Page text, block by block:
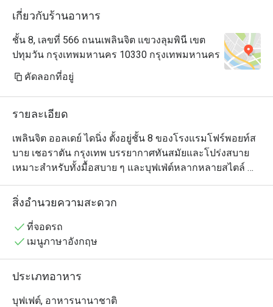
เกี่ยวกับร้านอาหาร
ชั้น 8, เลขที่ 566 ถนนเพลินจิต แขวงลุมพินี เขต
ปทุมวัน กรุงเทพมหานคร 10330 กรุงเทพมหานคร
คัดลอกที่อยู่
รายละเอียด
เพลินจิต ออลเดย์ ไดนิ่ง ตั้งอยู่ชั้น 8 ของโรงแรมโฟร์พอยท์ส
บาย เชอราตัน กรุงเทพ บรรยากาศทันสมัยและโปร่งสบาย
เหมาะสำหรับทั้งมื้อสบาย ๆ และบุฟเฟ่ต์หลากหลายสไตล์
ร้านให้บริการอาหาร ไทยและนานาชาติ เป็นอีกหนึ่งร้านที่
เหมาะสำหรับทั้งแขกโรงแรมและคนเมืองที่ต้องการมื้อ
สิ่งอำนวยความสะดวก
ที่จอดรถ
เมนูภาษาอังกฤษ
ประเภทอาหาร
บุฟเฟต์, อาหารนานาชาติ